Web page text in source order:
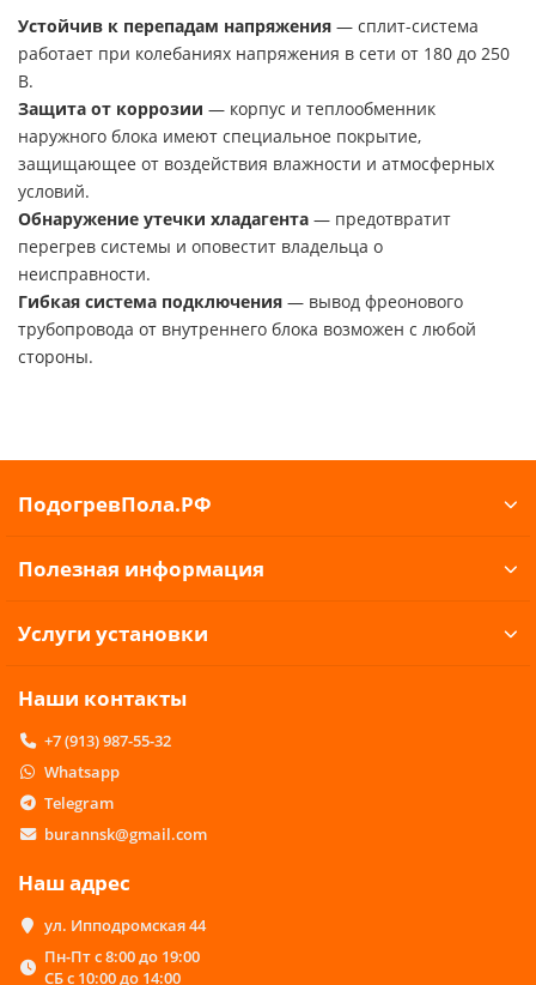
Устойчив к перепадам напряжения — сплит-система
работает при колебаниях напряжения в сети от 180 до 250
В.
Защита от коррозии — корпус и теплообменник
наружного блока имеют специальное покрытие,
защищающее от воздействия влажности и атмосферных
условий.
Обнаружение утечки хладагента — предотвратит
перегрев системы и оповестит владельца о
неисправности.
Гибкая система подключения — вывод фреонового
трубопровода от внутреннего блока возможен с любой
стороны.
ПодогревПола.РФ
Полезная информация
Услуги установки
Наши контакты
+7 (913) 987-55-32
Whatsapp
Telegram
burannsk@gmail.com
Наш адрес
ул. Ипподромская 44
Пн-Пт с 8:00 до 19:00
СБ с 10:00 до 14:00